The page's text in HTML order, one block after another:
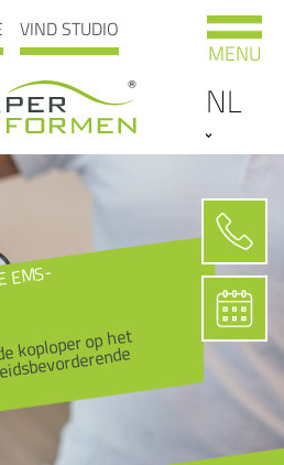
VIND STUDIO
NL
MENU
EMS-
koploper op het